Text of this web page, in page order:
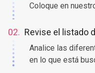
Coloque en
02. Revise el listado
Analice las
en lo que está